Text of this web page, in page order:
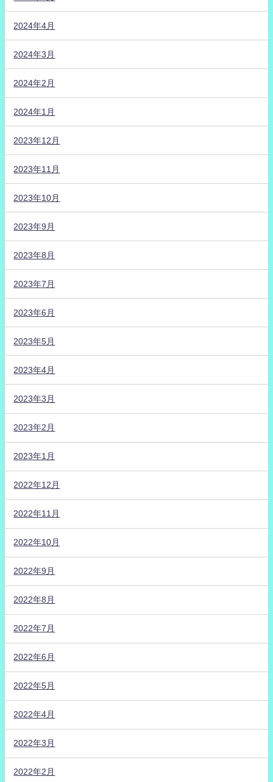
2024年4月
2024年3月
2024年2月
2024年1月
2023年12月
2023年11月
2023年10月
2023年9月
2023年8月
2023年7月
2023年6月
2023年5月
2023年4月
2023年3月
2023年2月
2023年1月
2022年12月
2022年11月
2022年10月
2022年9月
2022年8月
2022年7月
2022年6月
2022年5月
2022年4月
2022年3月
2022年2月